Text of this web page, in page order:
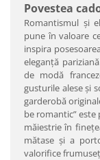
Povestea
Romantismul şi
pune în valoare
inspira
eleganţă
de modă
gusturile alese şi
garderobă
be romantic”
măiestrie în
mătase şi a
valorifice